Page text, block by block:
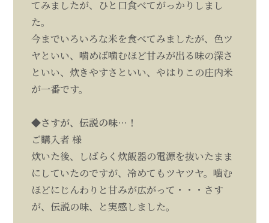
てみましたが、ひと口食べてがっかりしまし
た。
今までいろいろな米を食べてみましたが、色ツ
ヤといい、噛めば噛むほど甘みが出る味の深さ
といい、炊きやすさといい、やはりこの庄内米
が一番です。
◆さすが、伝説の味…！
ご購入者 様
炊いた後、しばらく炊飯器の電源を抜いたまま
にしていたのですが、冷めてもツヤツヤ。噛む
ほどにじんわりと甘みが広がって・・・さす
が、伝説の味、と実感しました。